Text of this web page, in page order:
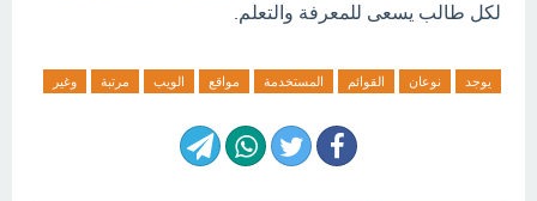
لكل طالب يسعى للمعرفة والتعلم.
يوجد نوعان القوائم المستخدمة مواقع الويب مرتبة وغير